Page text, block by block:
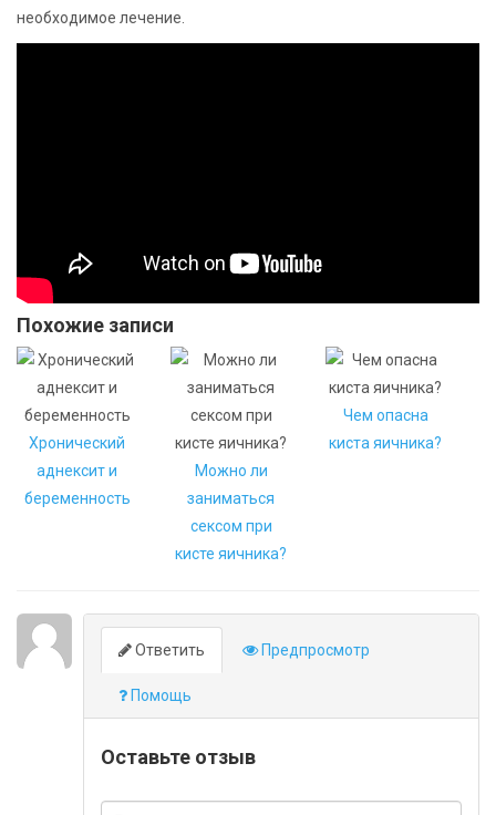
необходимое лечение.
Похожие записи
Хронический
аднексит и
беременность
Можно ли
заниматься
сексом при
кисте яичника?
Чем опасна
киста яичника?
Ответить Предпросмотр
Помощь
Оставьте отзыв